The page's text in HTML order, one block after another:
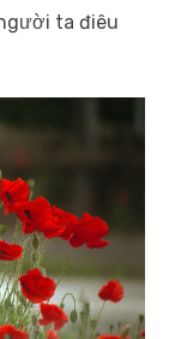
ta điêu